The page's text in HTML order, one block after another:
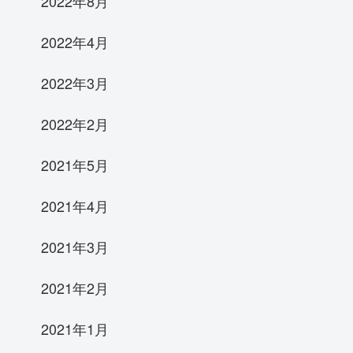
2022年4月
2022年3月
2022年2月
2021年5月
2021年4月
2021年3月
2021年2月
2021年1月